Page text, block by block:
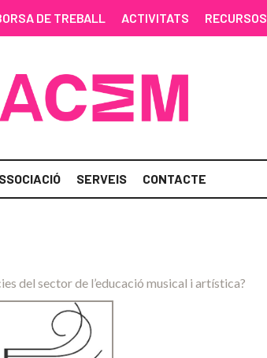
DE TREBALL ACTIVITATS RECURSOS
SERVEIS CONTACTE
del sector de l’educació musical i artística?